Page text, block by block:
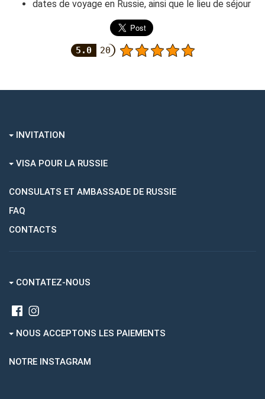
dates de voyage en Russie, ainsi que le lieu de séjour
5.0 20
INVITATION
VISA POUR LA RUSSIE
CONSULATS ET AMBASSADE DE RUSSIE
FAQ
CONTACTS
CONTATEZ-NOUS
NOUS ACCEPTONS LES PAIEMENTS
NOTRE INSTAGRAM